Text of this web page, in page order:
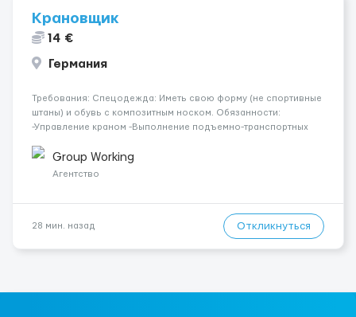
Крановщик
14 €
Германия
Требования: Спецодежда: Иметь свою форму (не спортивные
штаны) и обувь с композитным носком. Обязанности:
-Управление краном -Выполнение подъемно-транспортных
инструкций по безопасности. -Опыт управления различными
типами кранов (моб...
Group Working
Агентство
28 мин. назад Откликнуться